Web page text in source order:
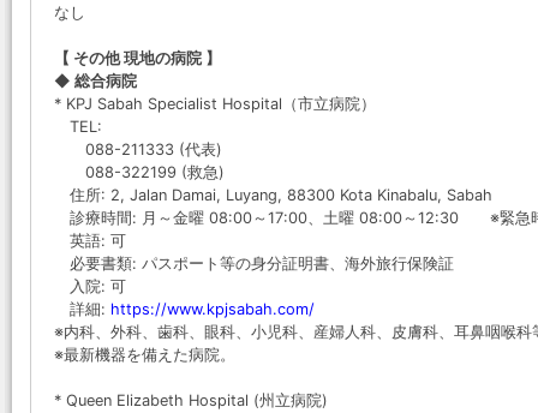
なし
【 その他 現地の病院 】
◆ 総合病院
* KPJ Sabah Specialist Hospital（市立病院）
TEL:
088-211333 (代表)
088-322199 (救急)
住所: 2, Jalan Damai, Luyang, 88300 Kota Kinabalu, Sabah
診療時間: 月～金曜 08:00～17:00、土曜 08:00～12:30 ※緊急
英語: 可
必要書類: パスポート等の身分証明書、海外旅行保険証
入院: 可
詳細: https://www.kpjsabah.com/
※内科、外科、歯科、眼科、小児科、産婦人科、皮膚科、耳鼻咽喉科
※最新機器を備えた病院。
* Queen Elizabeth Hospital (州立病院)